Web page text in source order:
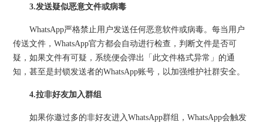
3.发送疑似恶意文件或病毒
WhatsApp严格禁止用户发送任何恶意软件或病毒。每当用户
传送文件，WhatsApp官方都会自动进行检查，判断文件是否可
疑，如果文件有可疑，系统便会弹出「此文件格式异常」的通
知，甚至是封锁发送者的WhatsApp账号，以加强维护社群安全。
4.拉非好友加入群组
如果你邀过多的非好友进入WhatsApp群组，WhatsApp会触发